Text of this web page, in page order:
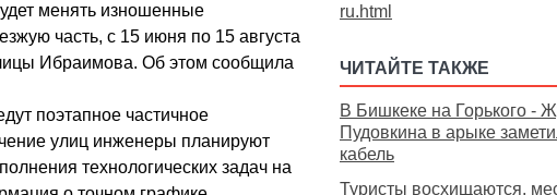
менять изношенные
часть, с 15 июня по 15 августа
Ибраимова. Об этом сообщила
поэтапное частичное
улиц инженеры планируют
технологических задач на
ru.html
ЧИТАЙТЕ ТАКЖЕ
В Бишкеке на Горького -
Пудовкина в арыке
кабель
Туристы восхищаются,